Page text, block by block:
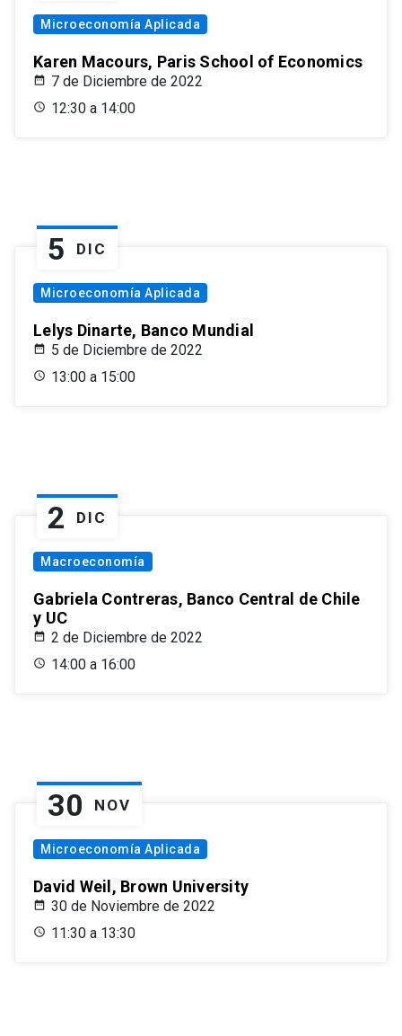
Microeconomía Aplicada
Karen Macours, Paris School of Economics
7 de Diciembre de 2022
12:30 a 14:00
5 DIC
Microeconomía Aplicada
Lelys Dinarte, Banco Mundial
5 de Diciembre de 2022
13:00 a 15:00
2 DIC
Macroeconomía
Gabriela Contreras, Banco Central de Chile
y UC
2 de Diciembre de 2022
14:00 a 16:00
30 NOV
Microeconomía Aplicada
David Weil, Brown University
30 de Noviembre de 2022
11:30 a 13:30